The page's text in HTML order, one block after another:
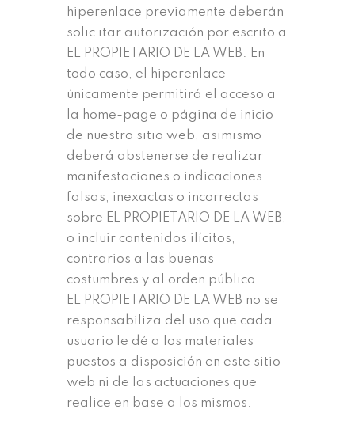
hiperenlace previamente deberán
solic itar autorización por escrito a
EL PROPIETARIO DE LA WEB. En
todo caso, el hiperenlace
únicamente permitirá el acceso a
la home-page o página de inicio
de nuestro sitio web, asimismo
deberá abstenerse de realizar
manifestaciones o indicaciones
falsas, inexactas o incorrectas
sobre EL PROPIETARIO DE LA WEB,
o incluir contenidos ilícitos,
contrarios a las buenas
costumbres y al orden público.
EL PROPIETARIO DE LA WEB no se
responsabiliza del uso que cada
usuario le dé a los materiales
puestos a disposición en este sitio
web ni de las actuaciones que
realice en base a los mismos.